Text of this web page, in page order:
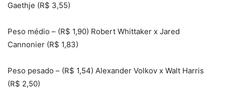
Gaethje (R$ 3,55)
Peso médio – (R$ 1,90) Robert Whittaker x Jared
Cannonier (R$ 1,83)
Peso pesado – (R$ 1,54) Alexander Volkov x Walt Harris
(R$ 2,50)